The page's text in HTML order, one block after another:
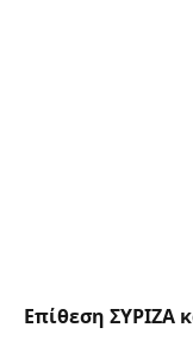
Επίθεση ΣΥΡΙΖΑ